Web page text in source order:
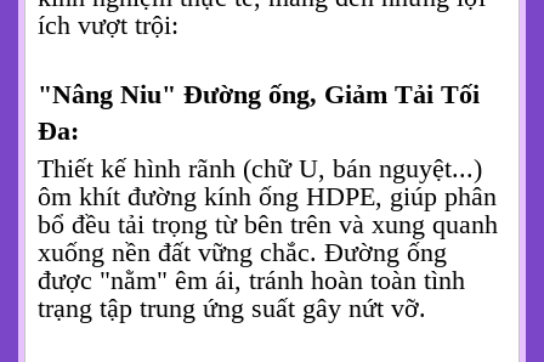
ích vượt trội:
"Nâng Niu" Đường ống, Giảm Tải Tối
Đa:
Thiết kế hình rãnh (chữ U, bán nguyệt...)
ôm khít đường kính ống HDPE, giúp phân
bổ đều tải trọng từ bên trên và xung quanh
xuống nền đất vững chắc. Đường ống
được "nằm" êm ái, tránh hoàn toàn tình
trạng tập trung ứng suất gây nứt vỡ.